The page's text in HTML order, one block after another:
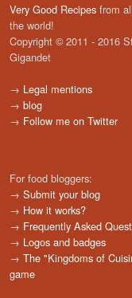
Very Good Recipes from
the world!
Copyright © 2011 - 2016
Gigandet
→ Legal mentions
→ blog
→ Follow me on Twitter
For food bloggers:
→ Submit your blog
→ How it works?
→ Frequently Asked
→ Logos and badges
→ The "Kingdoms of
game